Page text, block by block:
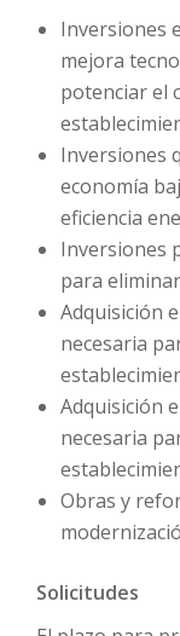
Inversiones
mejora
potenciar el
Inversiones
economía
eficiencia
Inversiones
para
Adquisición
necesaria
Adquisición
necesaria
Obras y
Solicitudes